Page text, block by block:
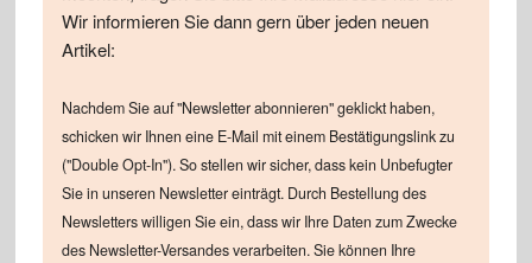
Wir informieren Sie dann gern über jeden neuen
Artikel:
Nachdem Sie auf "Newsletter abonnieren" geklickt haben,
schicken wir Ihnen eine E-Mail mit einem Bestätigungslink zu
("Double Opt-In"). So stellen wir sicher, dass kein Unbefugter
Sie in unseren Newsletter einträgt. Durch Bestellung des
Newsletters willigen Sie ein, dass wir Ihre Daten zum Zwecke
des Newsletter-Versandes verarbeiten. Sie können Ihre